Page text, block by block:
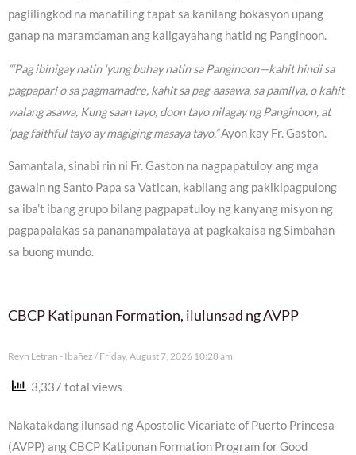
paglilingkod na manatiling tapat sa kanilang bokasyon upang
ganap na maramdaman ang kaligayahang hatid ng Panginoon.
“‘Pag ibinigay natin ‘yung buhay natin sa Panginoon—kahit hindi sa
pagpapari o sa pagmamadre, kahit sa pag-aasawa, sa pamilya, o kahit
walang asawa, Kung saan tayo, doon tayo nilagay ng Panginoon, at
‘pag faithful tayo ay magiging masaya tayo.”Ayon kay Fr. Gaston.
Samantala, sinabi rin ni Fr. Gaston na nagpapatuloy ang mga
gawain ng Santo Papa sa Vatican, kabilang ang pakikipagpulong
sa iba’t ibang grupo bilang pagpapatuloy ng kanyang misyon ng
pagpapalakas sa pananampalataya at pagkakaisa ng Simbahan
sa buong mundo.
CBCP Katipunan Formation, ilulunsad ng AVPP
Reyn Letran - Ibañez Friday, August 7, 2026 10:28 am
3,337 total views
Nakatakdang ilunsad ng Apostolic Vicariate of Puerto Princesa
(AVPP) ang CBCP Katipunan Formation Program for Good